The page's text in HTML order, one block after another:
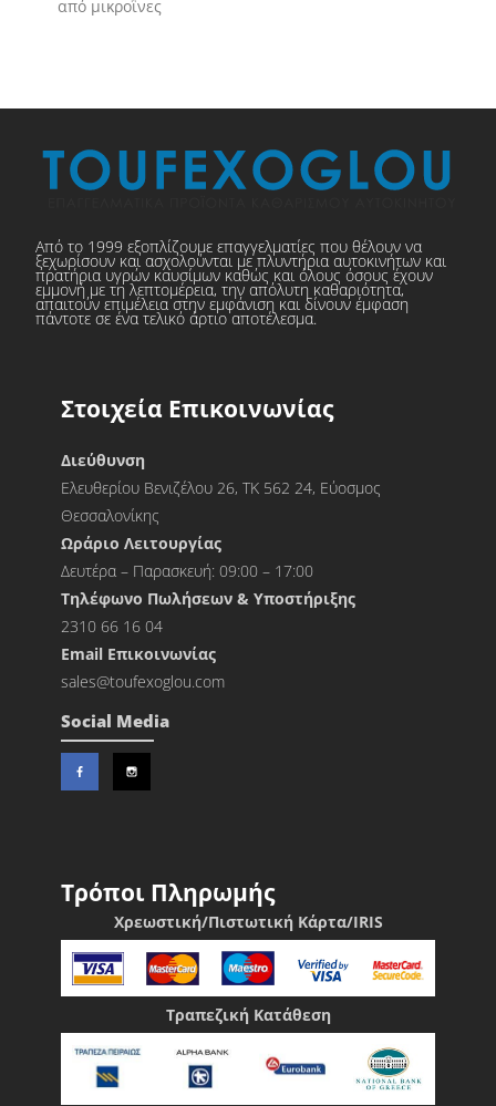
από μικροΐνες
Από το 1999 εξοπλίζουμε επαγγελματίες που θέλουν να
ξεχωρίσουν και ασχολούνται με πλυντήρια αυτοκινήτων και
πρατήρια υγρών καυσίμων καθώς και όλους όσους έχουν
εμμονή με τη λεπτομέρεια, την απόλυτη καθαριότητα,
απαιτούν επιμέλεια στην εμφάνιση και δίνουν έμφαση
πάντοτε σε ένα τελικό άρτιο αποτέλεσμα.
Στοιχεία Επικοινωνίας
Διεύθυνση
Ελευθερίου Βενιζέλου 26, ΤΚ 562 24, Εύοσμος
Θεσσαλονίκης
Ωράριο Λειτουργίας
Δευτέρα – Παρασκευή: 09:00 – 17:00
Τηλέφωνο Πωλήσεων & Υποστήριξης
2310 66 16 04
Εmail Επικοινωνίας
sales@toufexoglou.com
Social Media
Τρόποι Πληρωμής
Χρεωστική/Πιστωτική Κάρτα/IRIS
Τραπεζική Κατάθεση